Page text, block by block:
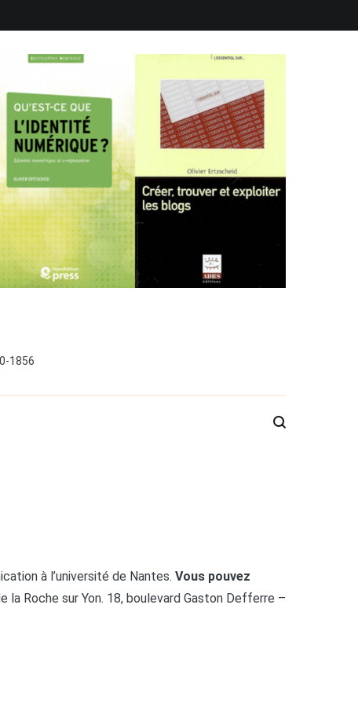
1856
à l’université de Nantes. Vous pouvez
Roche sur Yon. 18, boulevard Gaston Defferre –